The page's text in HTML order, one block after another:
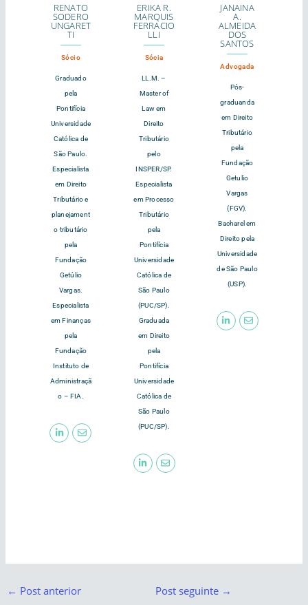
RENATO
SODERO
UNGARET
TI
Sócio
Graduado
pela
Pontifícia
Universidade
Católica de
São Paulo.
Especialista
em Direito
Tributário e
planejament
o tributário
pela
Fundação
Getúlio
Vargas.
Especialista
em Finanças
pela
Fundação
Instituto de
Administraçã
o – FIA.
ERIKA R.
MARQUIS
FERRACIO
LLI
Sócia
LL.M. –
Master of
Law em
Direito
Tributário
pelo
INSPER/SP.
Especialista
em Processo
Tributário
pela
Pontifícia
Universidade
Católica de
São Paulo
(PUC/SP).
Graduada
em Direito
pela
Pontifícia
Universidade
Católica de
São Paulo
(PUC/SP).
JANAINA
A.
ALMEIDA
DOS
SANTOS
Advogada
Pós-
graduanda
em Direito
Tributário
pela
Fundação
Getulio
Vargas
(FGV).
Bacharel em
Direito pela
Universidade
de São Paulo
(USP).
← Post anterior Post seguinte →